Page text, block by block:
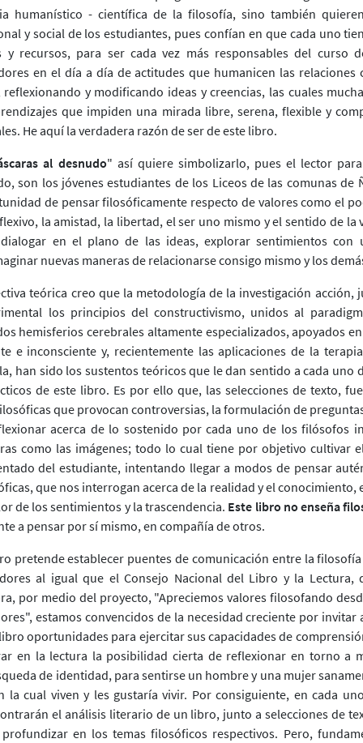
humanístico - científica de la filosofía, sino también
y social de los estudiantes, pues confían en que cada uno
y recursos, para ser cada vez más responsables del curso
en el día a día de actitudes que humanicen las relaciones
y modificando ideas y creencias, las cuales
que impiden una mirada libre, serena, flexible y
He aquí la verdadera razón de ser de este libro.
al desnudo" así quiere simbolizarlo, pues el lector
son los jóvenes estudiantes de los Liceos de las comunas de
de pensar filosóficamente respecto de valores como el
la amistad, la libertad, el ser uno mismo y el sentido de la
en el plano de las ideas, explorar sentimientos con
nuevas maneras de relacionarse consigo mismo y los
teórica creo que la metodología de la investigación acción,
los principios del constructivismo, unidos al
hemisferios cerebrales altamente especializados, apoyados
e inconsciente y, recientemente las aplicaciones de la
han sido los sustentos teóricos que le dan sentido a cada uno
de este libro. Es por ello que, las selecciones de texto,
que provocan controversias, la formulación de
acerca de lo sostenido por cada uno de los filósofos
como las imágenes; todo lo cual tiene por objetivo cultivar
del estudiante, intentando llegar a modos de pensar
que nos interrogan acerca de la realidad y el conocimiento,
de los sentimientos y la trascendencia. Este libro no enseña
a pensar por sí mismo, en compañía de otros.
pretende establecer puentes de comunicación entre la
al igual que el Consejo Nacional del Libro y la Lectura,
por medio del proyecto, "Apreciemos valores filosofando
estamos convencidos de la necesidad creciente por invitar
oportunidades para ejercitar sus capacidades de
en la lectura la posibilidad cierta de reflexionar en torno a
de identidad, para sentirse un hombre y una mujer
la cual viven y les gustaría vivir. Por consiguiente, en cada
el análisis literario de un libro, junto a selecciones de
en los temas filosóficos respectivos. Pero,